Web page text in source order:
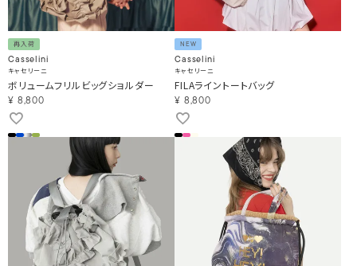
再入荷
Casselini
キャセリーニ
ボリュームフリルビッグショルダー
¥ 8,800
NEW
Casselini
キャセリーニ
FILAライントートバッグ
¥ 8,800